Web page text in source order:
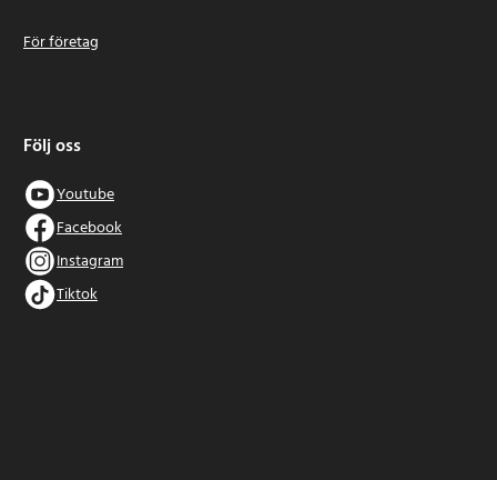
För företag
Följ oss
Youtube
Facebook
Instagram
Tiktok